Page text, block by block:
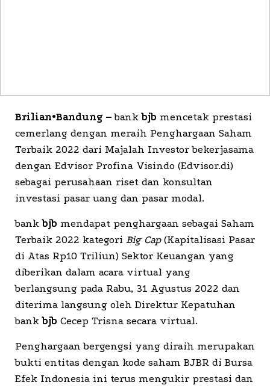
Brilian•Bandung –bankbjb mencetak prestasi
cemerlang dengan meraih Penghargaan Saham
Terbaik 2022 dari Majalah Investor bekerjasama
dengan Edvisor Profina Visindo (Edvisor.di)
sebagai perusahaan riset dan konsultan
investasi pasar uang dan pasar modal.
bankbjb mendapat penghargaan sebagai Saham
Terbaik 2022 kategori Big Cap(Kapitalisasi Pasar
di Atas Rp10 Triliun) Sektor Keuangan yang
diberikan dalam acara virtual yang
berlangsung pada Rabu, 31 Agustus 2022 dan
diterima langsung oleh Direktur Kepatuhan
bankbjb Cecep Trisna secara virtual.
Penghargaan bergengsi yang diraih merupakan
bukti entitas dengan kode saham BJBR di Bursa
Efek Indonesia ini terus mengukir prestasi dan